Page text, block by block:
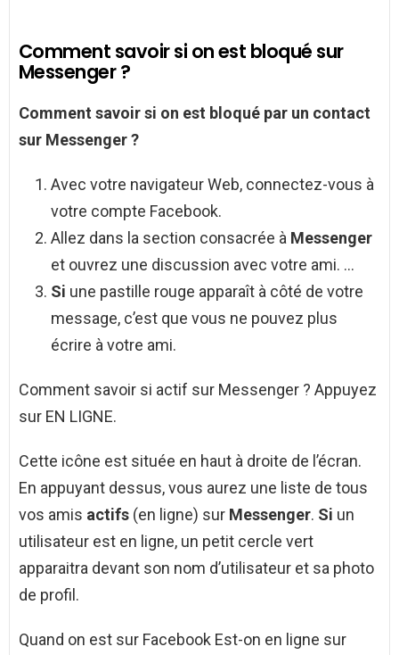
Comment savoir si on est bloqué sur
Messenger ?
Comment savoir si on est bloqué par un contact
sur Messenger?
Avec votre navigateur Web, connectez-vous à
votre compte Facebook.
Allez dans la section consacrée à Messenger
et ouvrez une discussion avec votre ami. …
Si une pastille rouge apparaît à côté de votre
message, c’est que vous ne pouvez plus
écrire à votre ami.
Comment savoir si actif sur Messenger ? Appuyez
sur EN LIGNE.
Cette icône est située en haut à droite de l’écran.
En appuyant dessus, vous aurez une liste de tous
vos amis actifs (en ligne) sur Messenger. Si un
utilisateur est en ligne, un petit cercle vert
apparaitra devant son nom d’utilisateur et sa photo
de profil.
Quand on est sur Facebook Est-on en ligne sur